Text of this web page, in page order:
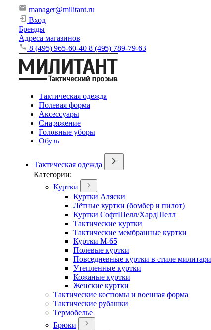
manager@militant.ru
Вход
Бренды
Адреса магазинов
8 (495) 965-60-40 8 (495) 789-79-63
Тактическая одежда
Полевая форма
Аксессуары
Снаряжение
Головные уборы
Обувь
Тактическая одежда
Категории:
Куртки
Куртки Аляски
Лётные куртки (бомбер и пилот)
Куртки СофтШелл/ХардШелл
Тактические куртки
Тактические мембранные куртки
Куртки М-65
Полевые куртки
Повседневные куртки в стиле милитари
Утепленные куртки
Кожаные куртки
Женские куртки
Тактические костюмы и военная форма
Тактические рубашки
Термобелье
Брюки